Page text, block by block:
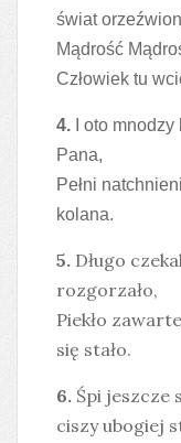
świat
Mądrość
Człowiek tu
4. I oto
Pana,
Pełni
kolana.
5. Długo
rozgorzało,
Piekło
się stało.
6. Śpi jeszcze
ciszy ubogiej